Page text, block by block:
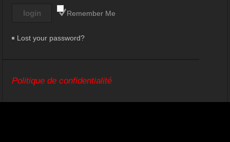
Remember Me
Lost your password?
Politique de confidentialité